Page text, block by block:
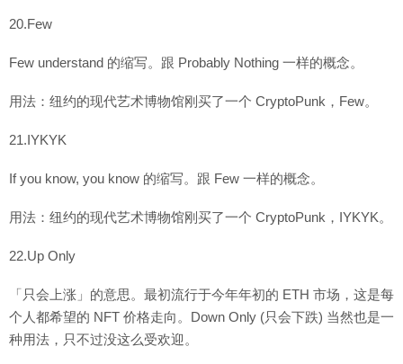
20.Few
Few understand 的缩写。跟 Probably Nothing 一样的概念。
用法：纽约的现代艺术博物馆刚买了一个 CryptoPunk，Few。
21.IYKYK
If you know, you know 的缩写。跟 Few 一样的概念。
用法：纽约的现代艺术博物馆刚买了一个 CryptoPunk，IYKYK。
22.Up Only
「只会上涨」的意思。最初流行于今年年初的 ETH 市场，这是每
个人都希望的 NFT 价格走向。Down Only (只会下跌) 当然也是一
种用法，只不过没这么受欢迎。